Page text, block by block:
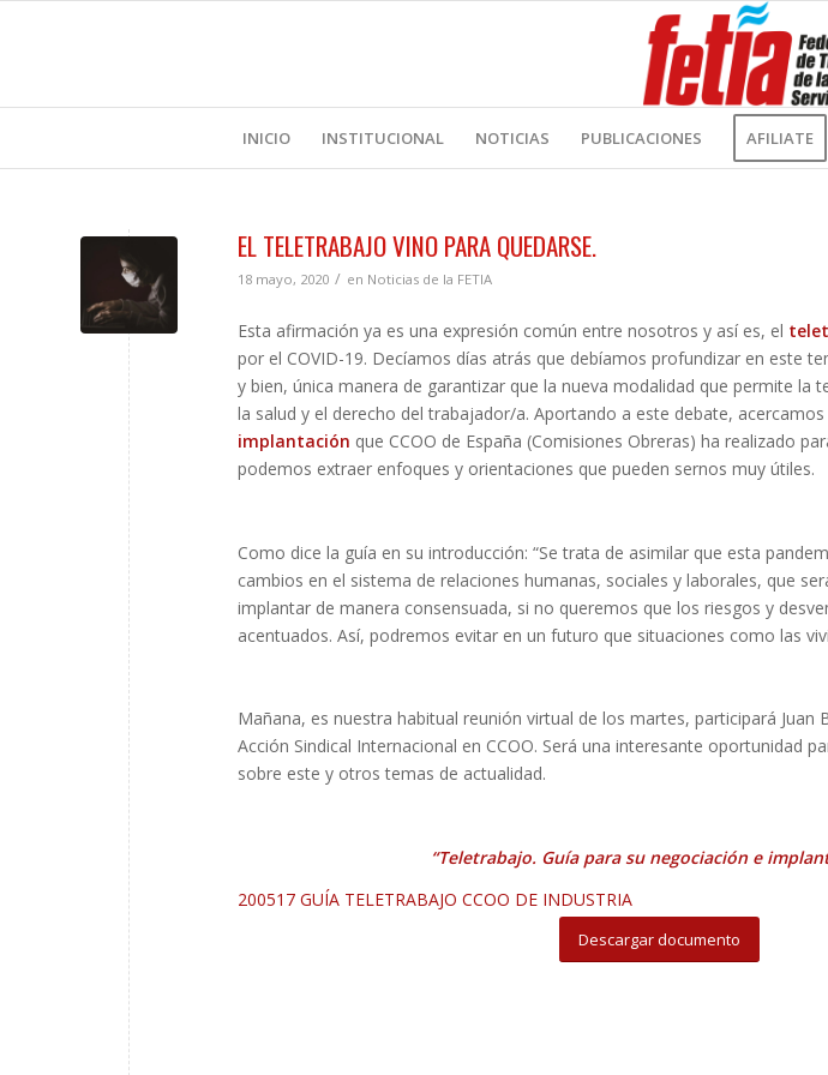
INICIO INSTITUCIONAL NOTICIAS PUBLICACIONES AFILIATE
EL TELETRABAJO VINO PARA QUEDARSE.
18 mayo, 2020 / en Noticias de la FETIA
Esta afirmación ya es una expresión común entre nosotros y así es, el
por el COVID-19. Decíamos días atrás que debíamos profundizar en este
y bien, única manera de garantizar que la nueva modalidad que permite la
la salud y el derecho del trabajador/a. Aportando a este debate, acercamos
implantación que CCOO de España (Comisiones Obreras) ha realizado
podemos extraer enfoques y orientaciones que pueden sernos muy útiles.
Como dice la guía en su introducción: “Se trata de asimilar que esta
cambios en el sistema de relaciones humanas, sociales y laborales, que
implantar de manera consensuada, si no queremos que los riesgos y
acentuados. Así, podremos evitar en un futuro que situaciones como las
Mañana, es nuestra habitual reunión virtual de los martes, participará Juan
Acción Sindical Internacional en CCOO. Será una interesante oportunidad
sobre este y otros temas de actualidad.
“Teletrabajo. Guía para su negociación e
200517 GUÍA TELETRABAJO CCOO DE INDUSTRIA
Descargar documento